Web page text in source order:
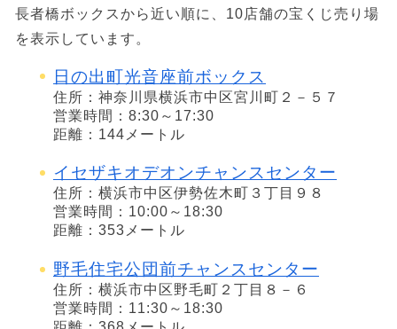
長者橋ボックスから近い順に、10店舗の宝くじ売り場
を表示しています。
日の出町光音座前ボックス
住所：神奈川県横浜市中区宮川町２－５７
営業時間：8:30～17:30
距離：144メートル
イセザキオデオンチャンスセンター
住所：横浜市中区伊勢佐木町３丁目９８
営業時間：10:00～18:30
距離：353メートル
野毛住宅公団前チャンスセンター
住所：横浜市中区野毛町２丁目８－６
営業時間：11:30～18:30